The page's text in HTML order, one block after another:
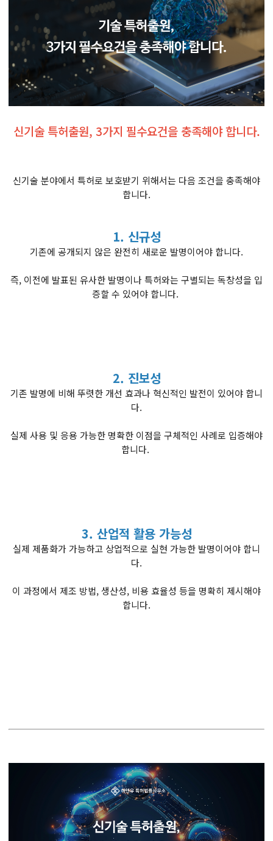
신기술 특허출원, 3가지 필수요건을 충족해야 합니다.
신기술 분야에서 특허로 보호받기 위해서는 다음 조건을 충족해야
합니다.
1. 신규성
기존에 공개되지 않은 완전히 새로운 발명이어야 합니다.
즉, 이전에 발표된 유사한 발명이나 특허와는 구별되는 독창성을 입
증할 수 있어야 합니다.
2. 진보성
기존 발명에 비해 뚜렷한 개선 효과나 혁신적인 발전이 있어야 합니
다.
실제 사용 및 응용 가능한 명확한 이점을 구체적인 사례로 입증해야
합니다.
3. 산업적 활용 가능성
실제 제품화가 가능하고 상업적으로 실현 가능한 발명이어야 합니
다.
이 과정에서 제조 방법, 생산성, 비용 효율성 등을 명확히 제시해야
합니다.